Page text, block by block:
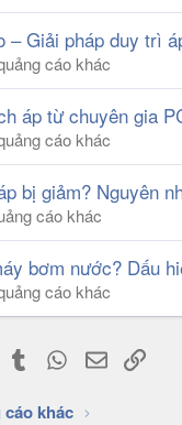
– Giải pháp duy trì
cáo khác
áp từ chuyên gia
cáo khác
bị giảm? Nguyên
cáo khác
bơm nước? Dấu
cáo khác
Pinterest
Tumblr WhatsApp
EmailLink
khác